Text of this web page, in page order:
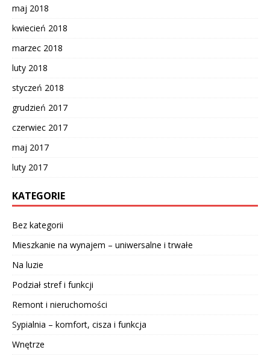
maj 2018
kwiecień 2018
marzec 2018
luty 2018
styczeń 2018
grudzień 2017
czerwiec 2017
maj 2017
luty 2017
KATEGORIE
Bez kategorii
Mieszkanie na wynajem – uniwersalne i trwałe
Na luzie
Podział stref i funkcji
Remont i nieruchomości
Sypialnia – komfort, cisza i funkcja
Wnętrze